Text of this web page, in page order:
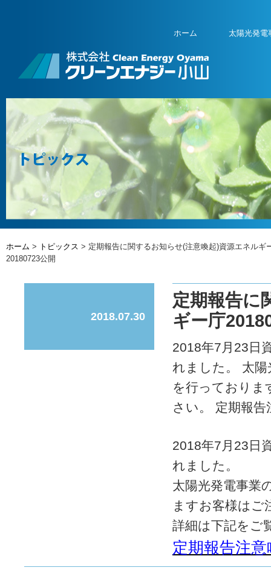
ホーム 太陽光発電
ホーム > トピックス > 定期報告に関するお知らせ(注意喚起)資源エネルギ
20180723公開
2018.07.30
定期報告に
ギー庁
2018年7月23日
れました。 太
を行っておりま
さい。 定期報
2018年7月23日
れました。
太陽光発電事業
ますお客様はご
詳細は下記をご
定期報告注